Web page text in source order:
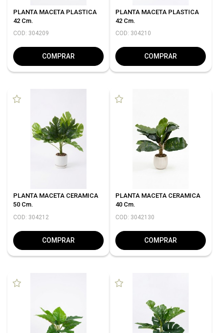
PLANTA MACETA PLASTICA
42 Cm.
COD: 304209
COMPRAR
PLANTA MACETA PLASTICA
42 Cm.
COD: 304210
COMPRAR
PLANTA MACETA CERAMICA
50 Cm.
COD: 304212
COMPRAR
PLANTA MACETA CERAMICA
40 Cm.
COD: 3042130
COMPRAR